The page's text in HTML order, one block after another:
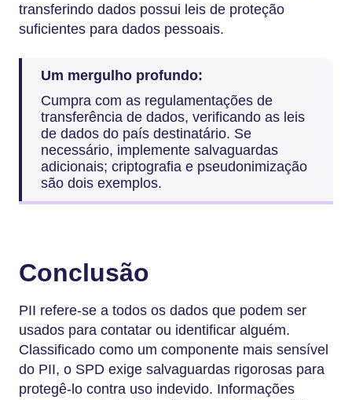
transferindo dados possui leis de proteção
suficientes para dados pessoais.
Um mergulho profundo:
Cumpra com as regulamentações de
transferência de dados, verificando as leis
de dados do país destinatário. Se
necessário, implemente salvaguardas
adicionais; criptografia e pseudonimização
são dois exemplos.
Conclusão
PII refere-se a todos os dados que podem ser
usados para contatar ou identificar alguém.
Classificado como um componente mais sensível
do PII, o SPD exige salvaguardas rigorosas para
protegê-lo contra uso indevido. Informações